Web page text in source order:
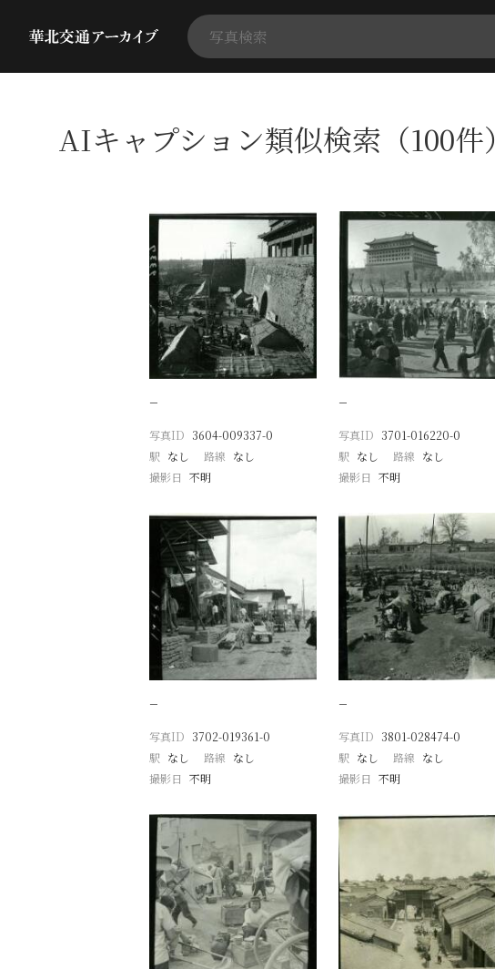
AIキャプション類似検索（100件）
−
写真ID 3604-009337-0
駅 なし 路線 なし
撮影日 不明
−
写真ID 3701-016220-0
駅 なし 路線 なし
撮影日 不明
−
写真ID 3702-019361-0
駅 なし 路線 なし
撮影日 不明
−
写真ID 3801-028474-0
駅 なし 路線 なし
撮影日 不明